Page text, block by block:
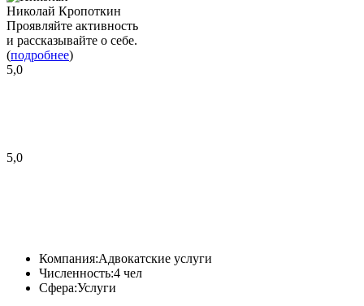
Николай Кропоткин
Проявляйте активность
и рассказывайте о себе.
(подробнее)
5,0
5,0
Компания:Адвокатские услуги
Численность:4 чел
Сфера:Услуги